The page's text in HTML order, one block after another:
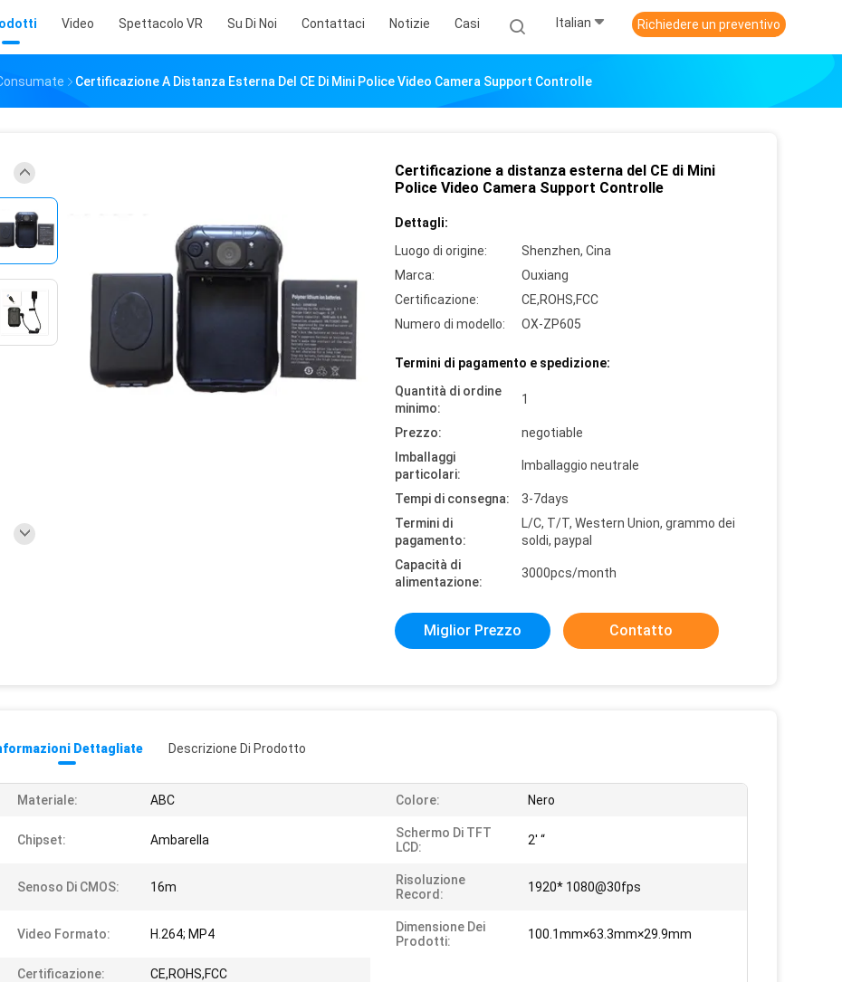
Video Spettacolo VR Su Di Noi Contattaci Notizie Casi Italian Richiedere un preventivo
Certificazione A Distanza Esterna Del CE Di Mini Police Video Camera Support Controlle
Certificazione a distanza esterna del CE di Mini
Police Video Camera Support Controlle
Dettagli:
Luogo di origine:
Shenzhen, Cina
Marca:
Ouxiang
Certificazione:
CE,ROHS,FCC
Numero di modello:
OX-ZP605
Termini di pagamento e spedizione:
Quantità di ordine
minimo:
1
Prezzo:
negotiable
Imballaggi
particolari:
Imballaggio neutrale
Tempi di consegna:
3-7days
Termini di
pagamento:
L/C, T/T, Western Union, grammo dei
soldi, paypal
Capacità di
alimentazione:
3000pcs/month
Miglior Prezzo Contatto
Dettagliate Descrizione Di Prodotto
Materiale: ABC Colore: Nero
Chipset: Ambarella
Schermo Di TFT
LCD:
2' “
Senoso Di CMOS: 16m
Risoluzione
Record:
1920* 1080@30fps
Video Formato: H.264; MP4
Dimensione Dei
Prodotti:
100.1mm×63.3mm×29.9mm
Certificazione: CE,ROHS,FCC